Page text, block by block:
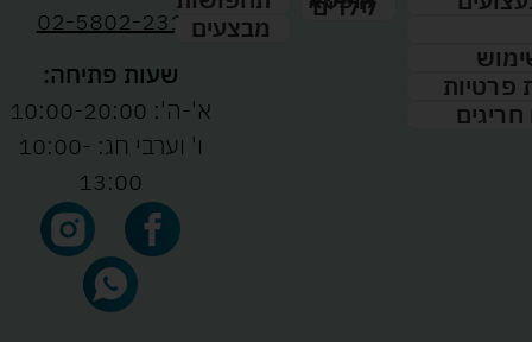
פרטיות
חריגים
מבצעים 02-5802-231
שעות פתיחה:
א'-ה': 10:00-20:00
ו' וערבי חג: 10:00-
13:00